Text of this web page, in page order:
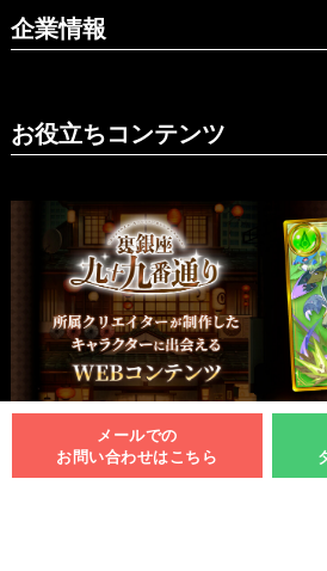
メールでの
お問い合わせはこちら
企業情報
お役立ちコンテンツ